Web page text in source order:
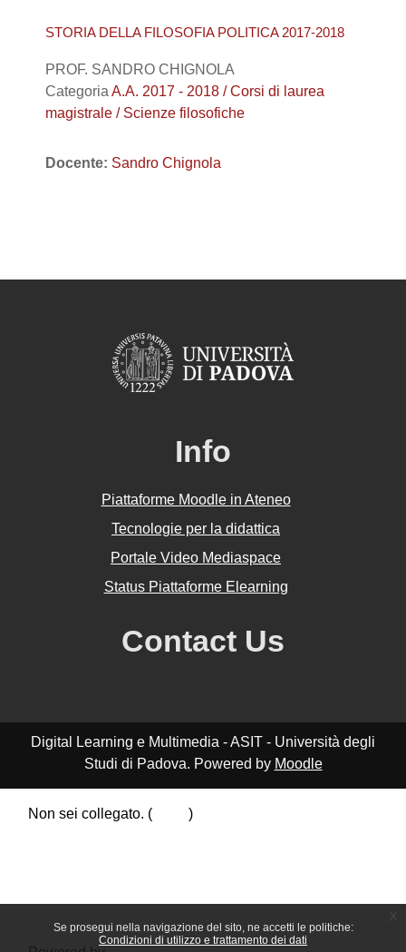
Se prosegui nella navigazione del sito, ne accetti le politiche:
Condizioni di utilizzo e trattamento dei dati
STORIA DELLA FILOSOFIA POLITICA 2017-2018
PROF. SANDRO CHIGNOLA
Categoria A.A. 2017 - 2018 / Corsi di laurea
magistrale / Scienze filosofiche
Docente: Sandro Chignola
Info
Piattaforme Moodle in Ateneo
Tecnologie per la didattica
Portale Video Mediaspace
Status Piattaforme Elearning
Contact Us
Digital Learning e Multimedia - ASIT - Università degli
Studi di Padova. Powered by Moodle
Non sei collegato. (
)
Passa al tema standard